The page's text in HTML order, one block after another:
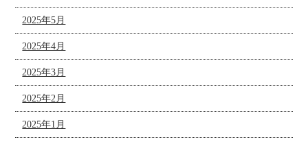
2025年5月
2025年4月
2025年3月
2025年2月
2025年1月